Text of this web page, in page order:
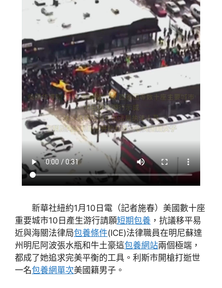
新華社紐約1月10日電（記者施春）美國數十座
重要城市10日產生游行請願短期包養 ，抗議移平易
近與海關法律局包養條件(ICE)法律職員在明尼蘇達
州明尼阿波張水瓶和牛土豪這包養網站兩個極端，
都成了她追求完美平衡的工具。利斯市開槍打逝世
一名包養網單次美國籍男子。